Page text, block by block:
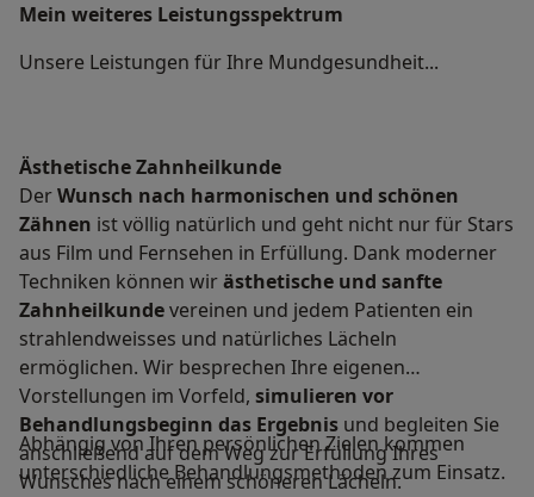
Mein weiteres Leistungs­spektrum
Unsere Leistungen für Ihre Mundgesundheit...
Ästhetische Zahnheilkunde
DerWunsch nach harmonischen und schönen
Zähnen ist völlig natürlich und geht nicht nur für Stars
aus Film und Fernsehen in Erfüllung. Dank moderner
Techniken können wirästhetische und sanfte
Zahnheilkundevereinen und jedem Patienten ein
strahlendweisses und natürliches Lächeln
ermöglichen. Wir besprechen Ihre eigenen
Vorstellungen im Vorfeld, simulieren vor
Behandlungsbeginn das Ergebnis und begleiten Sie
anschließend auf dem Weg zur Erfüllung Ihres
Wunsches nach einem schöneren Lächeln.
Abhängig von Ihren persönlichen Zielen kommen
unterschiedliche Behandlungsmethoden zum Einsatz.